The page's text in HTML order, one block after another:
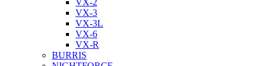
VX-2
VX-3
VX-3L
VX-6
VX-R
BURRIS